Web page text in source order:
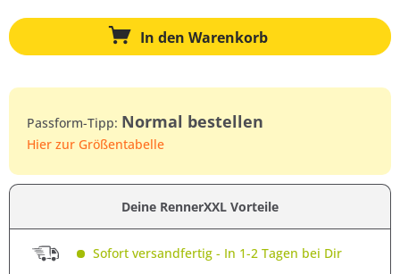
In den Warenkorb
Passform-Tipp: Normal bestellen
Hier zur Größentabelle
Deine RennerXXL Vorteile
Sofort versandfertig - In 1-2 Tagen bei Dir